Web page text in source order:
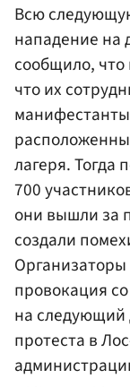
Всю
нападение на
сообщило, что
что их
лагеря. Тогда
700
они вышли за
создали
провокация
на следующий
протеста в